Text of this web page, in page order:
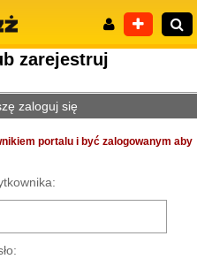
zarejestruj
zaloguj się
portalu i być zalogowanym aby